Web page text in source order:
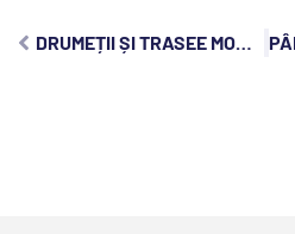
DRUMEȚII ȘI TRASEE MONTANE UȘOARE ÎN CLUJ POTRIVITE PENTRU ÎNCEPĂTORI